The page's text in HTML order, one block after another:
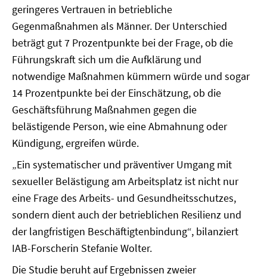
geringeres Vertrauen in betriebliche
Gegenmaßnahmen als Männer. Der Unterschied
beträgt gut 7 Prozentpunkte bei der Frage, ob die
Führungskraft sich um die Aufklärung und
notwendige Maßnahmen kümmern würde und sogar
14 Prozentpunkte bei der Einschätzung, ob die
Geschäftsführung Maßnahmen gegen die
belästigende Person, wie eine Abmahnung oder
Kündigung, ergreifen würde.
„Ein systematischer und präventiver Umgang mit
sexueller Belästigung am Arbeitsplatz ist nicht nur
eine Frage des Arbeits- und Gesundheitsschutzes,
sondern dient auch der betrieblichen Resilienz und
der langfristigen Beschäftigtenbindung“, bilanziert
IAB-Forscherin Stefanie Wolter.
Die Studie beruht auf Ergebnissen zweier